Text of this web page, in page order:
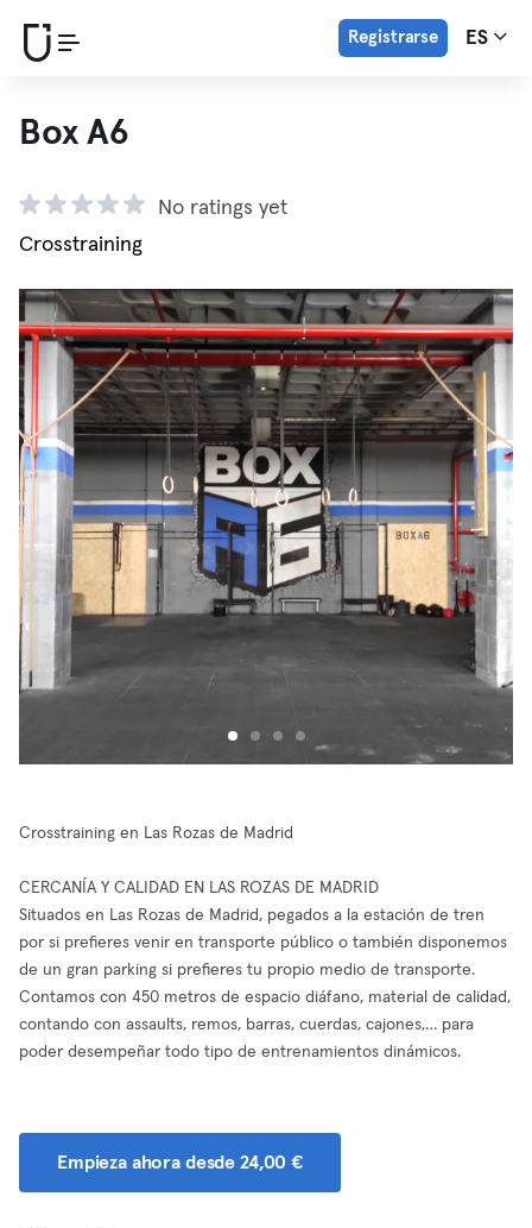
Registrarse ES
Box A6
No ratings yet
Crosstraining
Crosstraining en Las Rozas de Madrid
CERCANÍA Y CALIDAD EN LAS ROZAS DE MADRID
Situados en Las Rozas de Madrid, pegados a la estación de tren
por si prefieres venir en transporte público o también disponemos
de un gran parking si prefieres tu propio medio de transporte.
Contamos con 450 metros de espacio diáfano, material de calidad,
contando con assaults, remos, barras, cuerdas, cajones,… para
poder desempeñar todo tipo de entrenamientos dinámicos.
Empieza ahora desde 24,00 €